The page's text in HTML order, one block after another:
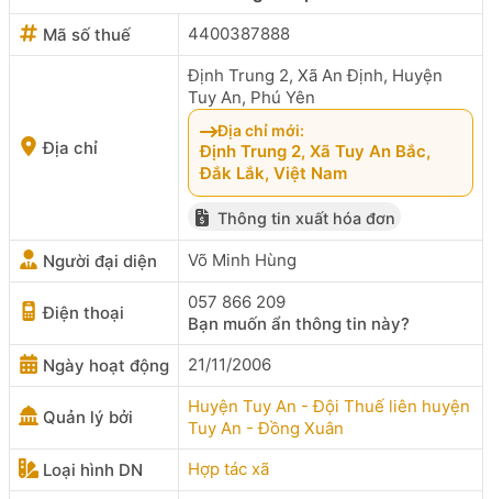
Mã số thuế
4400387888
Địa chỉ
Định Trung 2, Xã An Định, Huyện
Tuy An, Phú Yên
Địa chỉ mới:
Định Trung 2, Xã Tuy An Bắc,
Đắk Lắk, Việt Nam
Thông tin xuất hóa đơn
Người đại diện Võ Minh Hùng
Điện thoại
057 866 209
Bạn muốn ẩn thông tin này?
Ngày hoạt động
21/11/2006
Quản lý bởi
Huyện Tuy An - Đội Thuế liên huyện
Tuy An - Đồng Xuân
Loại hình DN
Hợp tác xã